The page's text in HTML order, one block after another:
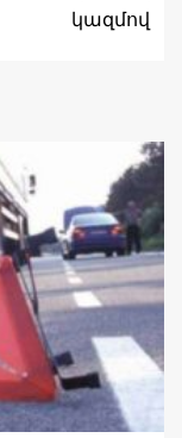
կազմով